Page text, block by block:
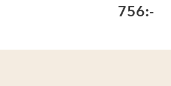
756:-